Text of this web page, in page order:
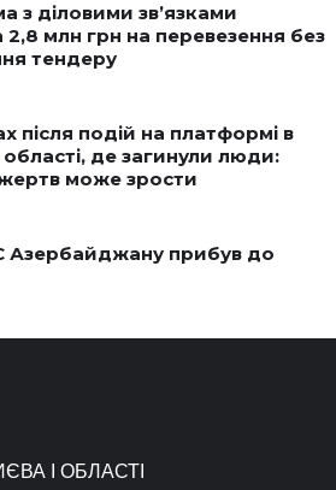
з діловими зв’язками
млн грн на перевезення без
тендеру
після подій на платформі в
області, де загинули люди:
жертв може зрости
Азербайджану прибув до
І ОБЛАСТІ